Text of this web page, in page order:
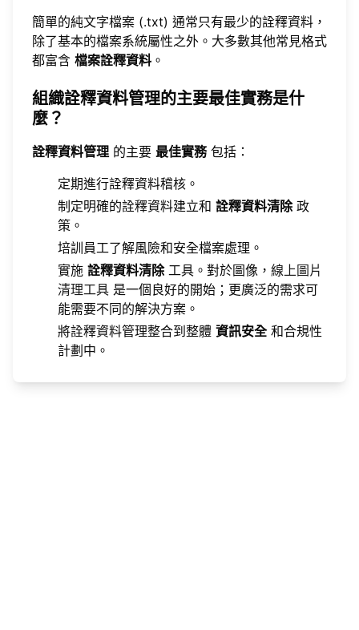
簡單的純文字檔案 (.txt) 通常只有最少的詮釋資料，
除了基本的檔案系統屬性之外。大多數其他常見格式
都富含 檔案詮釋資料 。
組織詮釋資料管理的主要最佳實務是什
麼？
詮釋資料管理 的主要 最佳實務包括：
定期進行詮釋資料稽核。
制定明確的詮釋資料建立和 詮釋資料清除政
策。
培訓員工了解風險和安全檔案處理。
實施 詮釋資料清除工具。對於圖像， 線上圖片
清理工具 是一個良好的開始；更廣泛的需求可
能需要不同的解決方案。
將詮釋資料管理整合到整體 資訊安全和合規性
計劃中。